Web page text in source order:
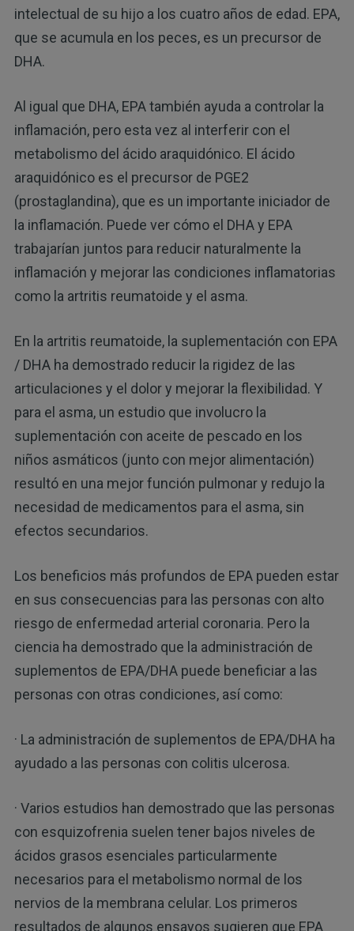
intelectual de su hijo a los cuatro años de edad. EPA,
que se acumula en los peces, es un precursor de
DHA.
Al igual que DHA, EPA también ayuda a controlar la
inflamación, pero esta vez al interferir con el
metabolismo del ácido araquidónico. El ácido
araquidónico es el precursor de PGE2
(prostaglandina), que es un importante iniciador de
la inflamación. Puede ver cómo el DHA y EPA
trabajarían juntos para reducir naturalmente la
inflamación y mejorar las condiciones inflamatorias
como la artritis reumatoide y el asma.
En la artritis reumatoide, la suplementación con EPA
/ DHA ha demostrado reducir la rigidez de las
articulaciones y el dolor y mejorar la flexibilidad. Y
para el asma, un estudio que involucro la
suplementación con aceite de pescado en los
niños asmáticos (junto con mejor alimentación)
resultó en una mejor función pulmonar y redujo la
necesidad de medicamentos para el asma, sin
efectos secundarios.
Los beneficios más profundos de EPA pueden estar
en sus consecuencias para las personas con alto
riesgo de enfermedad arterial coronaria. Pero la
ciencia ha demostrado que la administración de
suplementos de EPA/DHA puede beneficiar a las
personas con otras condiciones, así como:
· La administración de suplementos de EPA/DHA ha
ayudado a las personas con colitis ulcerosa.
· Varios estudios han demostrado que las personas
con esquizofrenia suelen tener bajos niveles de
ácidos grasos esenciales particularmente
necesarios para el metabolismo normal de los
nervios de la membrana celular. Los primeros
resultados de algunos ensayos sugieren que EPA